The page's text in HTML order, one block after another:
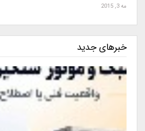
مه 3, 2015
خبرهای جدید